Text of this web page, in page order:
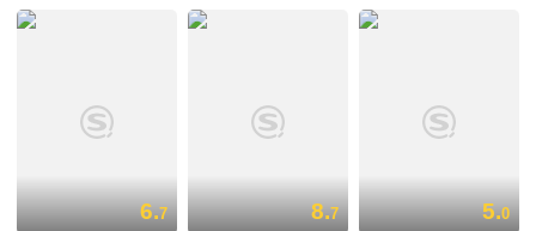
6.7 8.7 5.0